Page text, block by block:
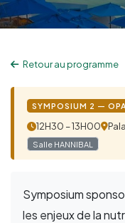
Retour au programme
SYMPOSIUM 2 —
12H30 – 13H00
Salle HANNIBAL
Symposium
les enjeux de la